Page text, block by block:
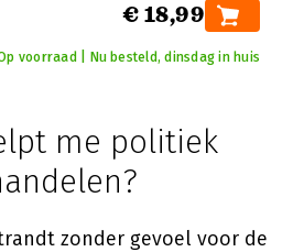
€ 18,99
voorraad | Nu besteld, dinsdag in huis
me politiek
zonder gevoel voor de